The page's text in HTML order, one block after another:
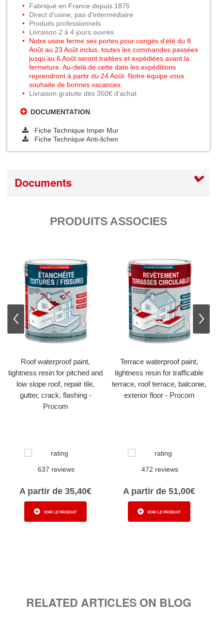
Fabriqué en France depuis 1875
Direct d'usine, pas d'intermédiaire
Produits professionnels
Livraison 2 à 4 jours ouvrés
Notre usine ferme ses portes pour congés d’été du 8
Août au 23 Août inclus, toutes les commandes passées
jusqu’au 6 Août seront traitées et expédiées avant la
fermeture. Au-delà de cette date les expéditions
reprendront à partir du 24 Août. Notre équipe vous
souhaite de bonnes vacances.
Livraison gratuite dès 350€ d'achat
DOCUMENTATION
Fiche Technique Imper Mur
Fiche Technique Anti-lichen
Documents
PRODUITS ASSOCIES
Roof waterproof paint,
tightness resin for pitched and
low slope roof, repair tile,
gutter, crack, flashing -
Procom
637 reviews
A partir de 35,40€
VOIR LE PRODUIT
Terrace waterproof paint,
tightness resin for trafficable
terrace, roof terrace, balconie,
exterior floor - Procom
472 reviews
A partir de 51,00€
VOIR LE PRODUIT
prev
RELATED ARTICLES ON BLOG